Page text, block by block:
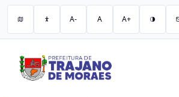
A- A A+